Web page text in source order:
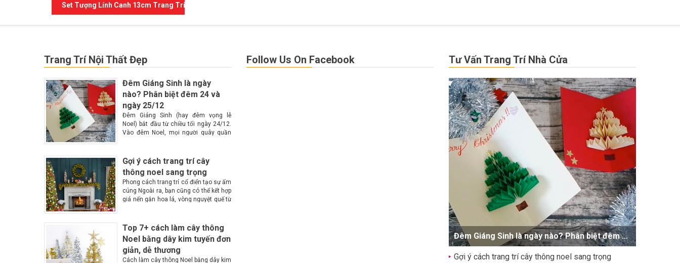
Set Tượng Lính Canh 13cm Trang Trí Giáng Sinh 03
Trang Trí Nội Thất Đẹp
Đêm Giáng Sinh là ngày
nào? Phân biệt đêm 24 và
ngày 25/12
Đêm Giáng Sinh (hay đêm vọng lễ
Noel) bắt đầu từ chiều tối ngày 24/12.
Vào đêm Noel, mọi người quây quần
Gợi ý cách trang trí cây
thông noel sang trọng
Phong cách trang trí cổ điển tạo sự ấm
cúng Ngoài ra, bạn cũng có thể kết hợp
giá nến gắn hoa lá, vòng nguyệt quế từ
Top 7+ cách làm cây thông
Noel bằng dây kim tuyến đơn
giản, dễ thương
Cách làm cây thông Noel bằng dây kim
Follow Us On Facebook Tư Vấn Trang Trí Nhà Cửa
Đêm Giáng Sinh là ngày nào? Phân biệt đêm 24 và ngày 25/12
Gợi ý cách trang trí cây thông noel sang trọng